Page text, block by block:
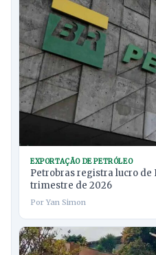
EXPORTAÇÃO DE PETRÓLEO
Petrobras registra lucro de
trimestre de 2026
Por Yan Simon